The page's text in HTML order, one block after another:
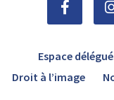
Espace
Droit à l’image